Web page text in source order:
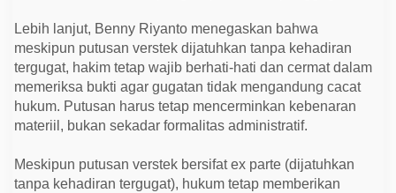
Lebih lanjut, Benny Riyanto menegaskan bahwa
meskipun putusan verstek dijatuhkan tanpa kehadiran
tergugat, hakim tetap wajib berhati-hati dan cermat dalam
memeriksa bukti agar gugatan tidak mengandung cacat
hukum. Putusan harus tetap mencerminkan kebenaran
materiil, bukan sekadar formalitas administratif.
Meskipun putusan verstek bersifat ex parte (dijatuhkan
tanpa kehadiran tergugat), hukum tetap memberikan